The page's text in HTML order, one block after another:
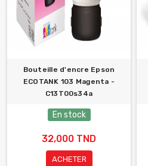
Bouteille d'encre Epson
ECOTANK 103 Magenta -
C13T00s34a
En stock
32,000 TND
ACHETER